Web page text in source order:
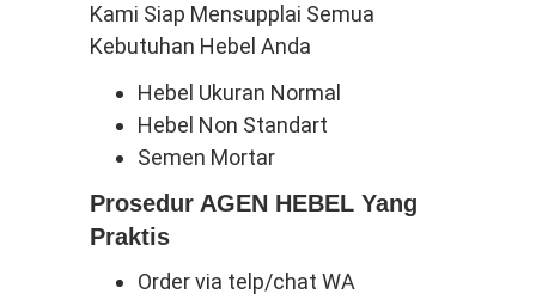
Kami Siap Mensupplai Semua
Kebutuhan Hebel Anda
Hebel Ukuran Normal
Hebel Non Standart
Semen Mortar
Prosedur AGEN HEBEL Yang
Praktis
Order via telp/chat WA